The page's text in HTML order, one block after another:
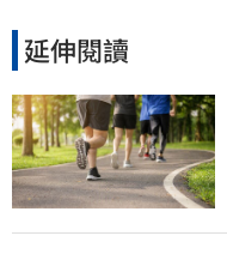
延伸閱讀